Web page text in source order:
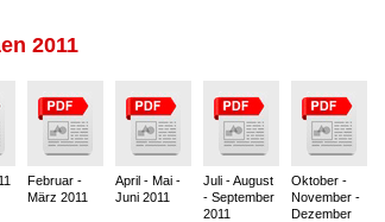
2011
Februar -
März 2011
April - Mai -
Juni 2011
Juli - August
- September
2011
Oktober -
November -
Dezember